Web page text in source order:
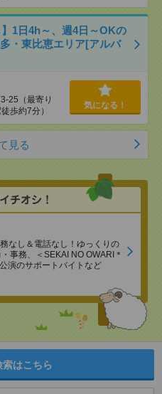
】1日4h～、週4日～OKの
・東比恵エリア[アルバ
25（最寄り
歩約7分）
気になる！
見る
なし＆電話なし！ゆっくりの
事務、＜SEKAI NO OWARI＊
演のサポートバイトなど
はこちら